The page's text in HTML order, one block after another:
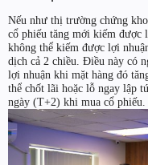
Nếu như thị trường chứng
cổ phiếu tăng mới kiếm được
không thể kiếm được lợi
dịch cả 2 chiều. Điều này có
lợi nhuận khi mặt hàng đó
thể chốt lãi hoặc lỗ ngay lập
ngày (T+2) khi mua cổ phiếu.